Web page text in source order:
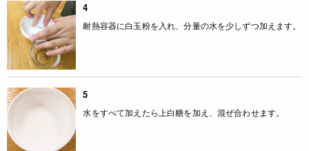
4
耐熱容器に白玉粉を入れ、分量の水を少しずつ加えます。
5
水をすべて加えたら上白糖を加え、混ぜ合わせます。